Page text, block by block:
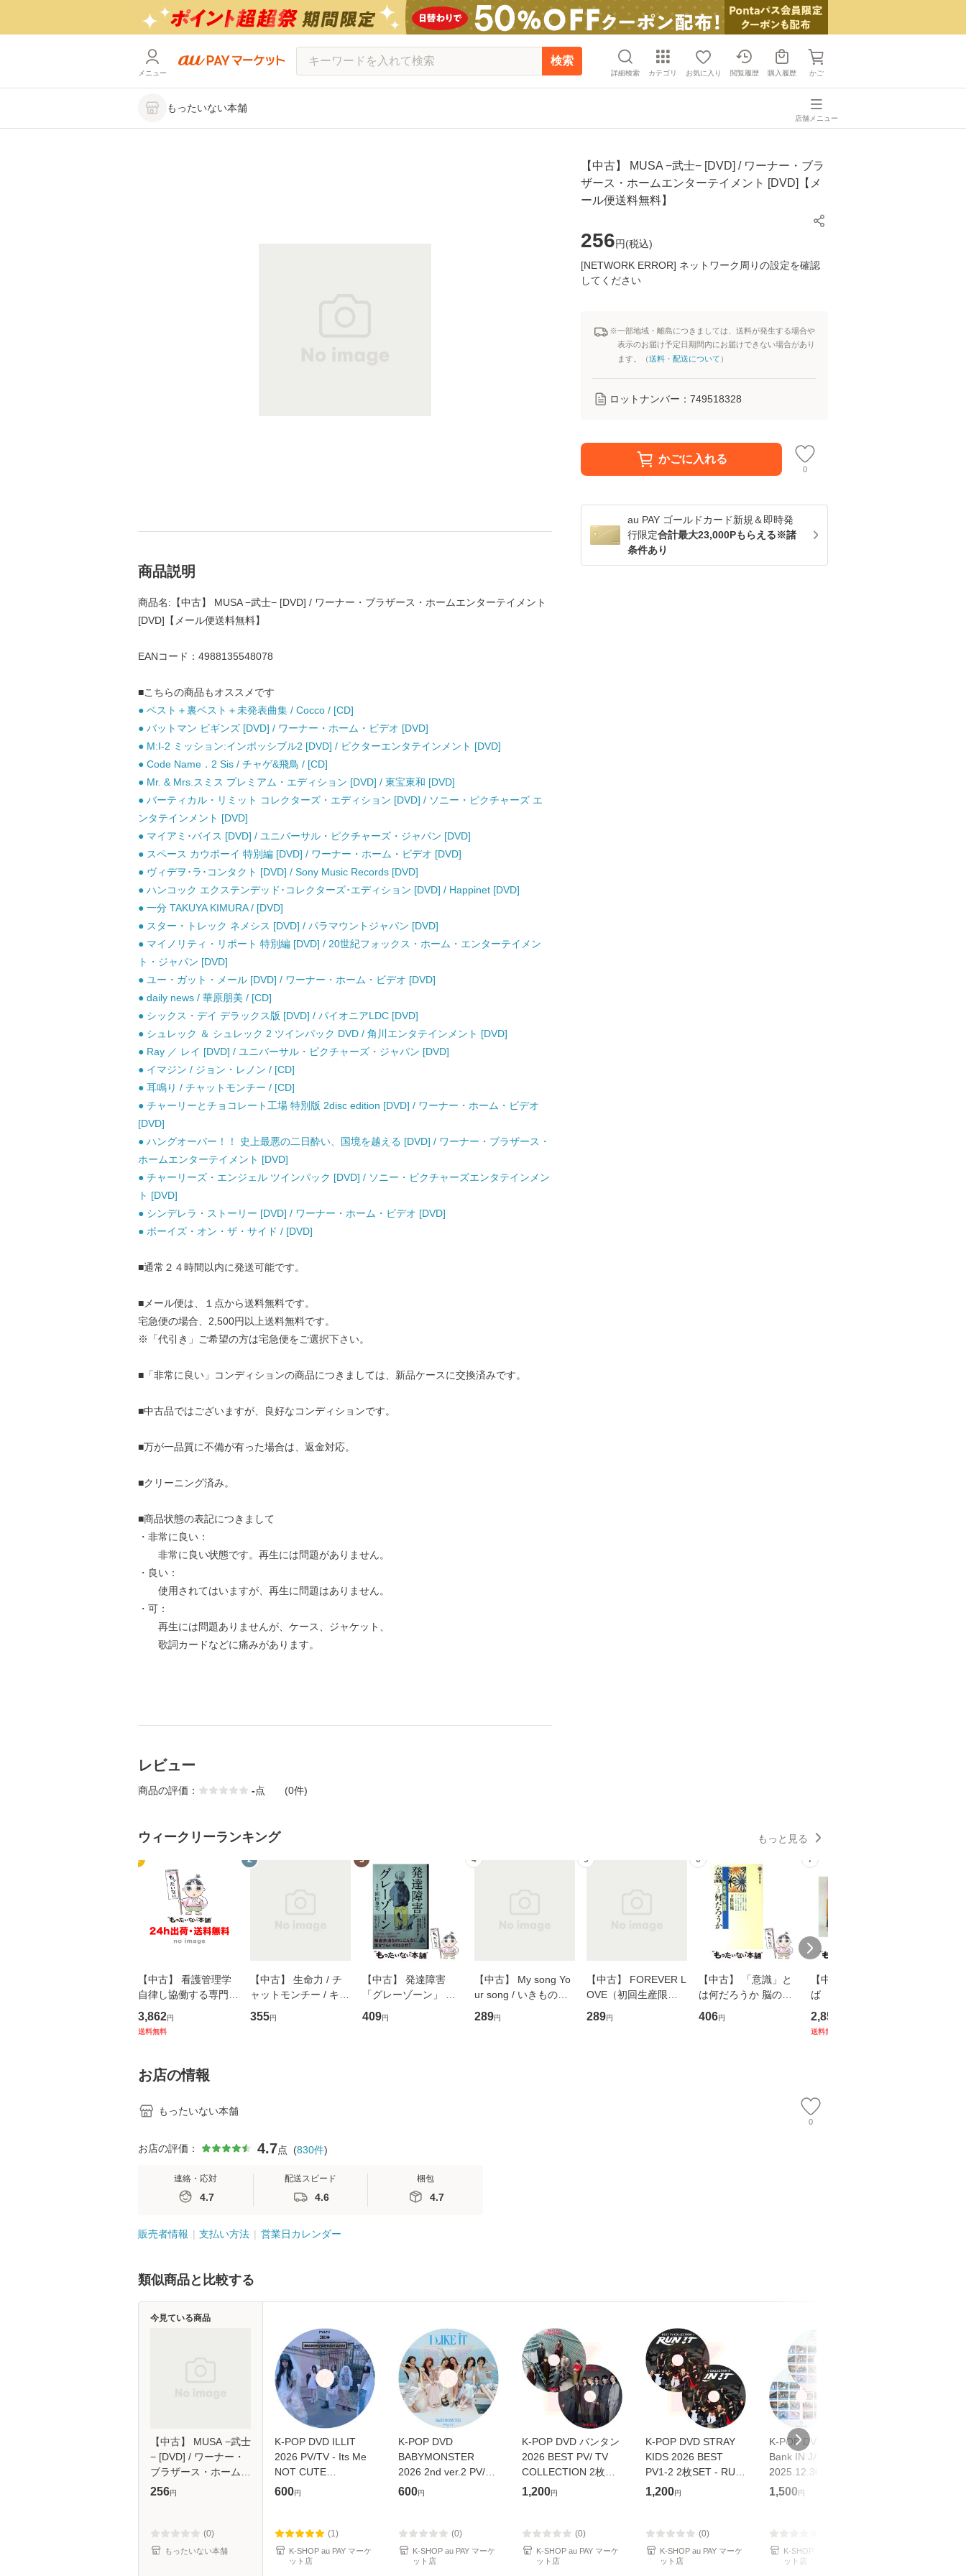
メニュー
検索
詳細検索 カテゴリ お気に入り 閲覧履歴 購入履歴 かご
もったいない本舗
店舗メニュー
【中古】 MUSA −武士− [DVD] / ワーナー・ブラ
ザース・ホームエンターテイメント [DVD]【メ
ール便送料無料】
256円(税込)
[NETWORK ERROR] ネットワーク周りの設定を確認
してください
※一部地域・離島につきましては、送料が発生する場合や
表示のお届け予定日期間内にお届けできない場合があり
ます。（送料・配送について ）
ロットナンバー： 749518328
かごに入れる
0
au PAY ゴールドカード新規＆即時発
行限定合計最大23,000Pもらえる※諸
条件あり
商品説明
商品名:【中古】 MUSA −武士− [DVD] / ワーナー・ブラザース・ホームエンターテイメント
[DVD]【メール便送料無料】
EANコード：4988135548078
■こちらの商品もオススメです
● ベスト＋裏ベスト＋未発表曲集 / Cocco / [CD]
● バットマン ビギンズ [DVD] / ワーナー・ホーム・ビデオ [DVD]
● M:I-2 ミッション:インポッシブル2 [DVD] / ビクターエンタテインメント [DVD]
● Code Name．2 Sis / チャゲ&飛鳥 / [CD]
● Mr. & Mrs.スミス プレミアム・エディション [DVD] / 東宝東和 [DVD]
● バーティカル・リミット コレクターズ・エディション [DVD] / ソニー・ピクチャーズ エ
ンタテインメント [DVD]
● マイアミ･バイス [DVD] / ユニバーサル・ピクチャーズ・ジャパン [DVD]
● スペース カウボーイ 特別編 [DVD] / ワーナー・ホーム・ビデオ [DVD]
● ヴィデヲ･ラ･コンタクト [DVD] / Sony Music Records [DVD]
● ハンコック エクステンデッド･コレクターズ･エディション [DVD] / Happinet [DVD]
● 一分 TAKUYA KIMURA / [DVD]
● スター・トレック ネメシス [DVD] / パラマウントジャパン [DVD]
● マイノリティ・リポート 特別編 [DVD] / 20世紀フォックス・ホーム・エンターテイメン
ト・ジャパン [DVD]
● ユー・ガット・メール [DVD] / ワーナー・ホーム・ビデオ [DVD]
● daily news / 華原朋美 / [CD]
● シックス・デイ デラックス版 [DVD] / パイオニアLDC [DVD]
● シュレック ＆ シュレック 2 ツインパック DVD / 角川エンタテインメント [DVD]
● Ray ／ レイ [DVD] / ユニバーサル・ピクチャーズ・ジャパン [DVD]
● イマジン / ジョン・レノン / [CD]
● 耳鳴り / チャットモンチー / [CD]
● チャーリーとチョコレート工場 特別版 2disc edition [DVD] / ワーナー・ホーム・ビデオ
[DVD]
● ハングオーバー！！ 史上最悪の二日酔い、国境を越える [DVD] / ワーナー・ブラザース・
ホームエンターテイメント [DVD]
● チャーリーズ・エンジェル ツインパック [DVD] / ソニー・ピクチャーズエンタテインメン
ト [DVD]
● シンデレラ・ストーリー [DVD] / ワーナー・ホーム・ビデオ [DVD]
● ボーイズ・オン・ザ・サイド / [DVD]
■通常２４時間以内に発送可能です。
■メール便は、１点から送料無料です。
宅急便の場合、2,500円以上送料無料です。
※「代引き」ご希望の方は宅急便をご選択下さい。
■「非常に良い」コンディションの商品につきましては、新品ケースに交換済みです。
■中古品ではございますが、良好なコンディションです。
■万が一品質に不備が有った場合は、返金対応。
■クリーニング済み。
■商品状態の表記につきまして
・非常に良い：
非常に良い状態です。再生には問題がありません。
・良い：
使用されてはいますが、再生に問題はありません。
・可：
再生には問題ありませんが、ケース、ジャケット、
歌詞カードなどに痛みがあります。
レビュー
商品の評価： -点 (0件)
ウィークリーランキング もっと見る
1
【中古】 看護管理学
自律し協働する専門職
の看護マネジメントス
キル 改訂第3版 (看護
堂 [単行
3,862円
送料無料
2
【中古】 生命力 / チ
ャットモンチー / キュ
ーンレコード [CD]
【メール便送料無料】
355円
3
【中古】 発達障害
「グレーゾーン」 そ
の正しい理解と克服法
(SB新書 572) / 岡田尊
409円
4
【中古】 My song Yo
ur song / いきものが
かり / [CD]【メール便
送料無料】
289円
5
【中古】 FOREVER L
OVE（初回生産限定
盤） / 清水翔太×加藤
ミリヤ / [CD]【メール
289円
6
【中古】 「意識」と
は何だろうか 脳の来
歴、知覚の錯誤 （講
談社現代新書） / 下条
406円
7
【中古】 耳をすませ
ば 〈2枚組〉 [DVD] /
ブエナ・ビスタ・ホー
ム・エンターテイメン
2,852
送料無料
お店の情報
もったいない本舗
0
お店の評価： 4.7点 (830件)
連絡・応対
4.7
配送スピード
4.6
梱包
4.7
販売者情報 支払い方法 営業日カレンダー
類似商品と比較する
【中古】 MUSA −武士
− [DVD] / ワーナー・
ブラザース・ホームエ
ンターテイメント
256円
(0)
もったいない本舗
今見ている商品
K-POP DVD ILLIT
2026 PV/TV - Its Me
NOT CUTE
ANYMORE
Chocolate Cherish
Tick-Tack Cherish
Magnetic -
600円
(1)
K-SHOP au PAY マーケ
ット店
K-POP DVD
BABYMONSTER
2026 2nd ver.2 PV/TV
- I LIKE IT SUGAR
HOT SAUCE Love In
My Heart DRIP CLIK
600円
(0)
K-SHOP au PAY マーケ
ット店
K-POP DVD バンタン
2026 BEST PV/ TV
COLLECTION 2枚
SET - SWIM Yet To
Goes On Dynamite
ON - K
1,200円
(0)
K-SHOP au PAY マーケ
ット店
K-POP DVD STRAY
KIDS 2026 BEST
PV1-2 2枚SET - RUN
IT Do It CEREMONY
LALALALA S-Class
CASE 143
1,200円
(0)
K-SHOP au PAY マーケ
ット店
K-POP DVD Music
Bank IN JAPAN
2025.12.30 パクボゴ
ム U-KNOW SYRAY
WISH
BOYNEXTDOOR
TWS ZEROBA
1,500 円
K-SHOP au PAY マーケ
ット店